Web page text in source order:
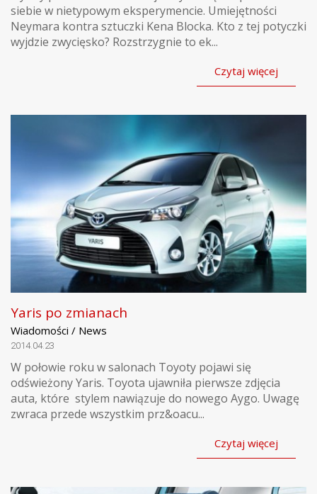
siebie w nietypowym eksperymencie. Umiejętności
Neymara kontra sztuczki Kena Blocka. Kto z tej potyczki
wyjdzie zwycięsko? Rozstrzygnie to ek...
Czytaj więcej
Yaris po zmianach
Wiadomości / News
2014.04.23
W połowie roku w salonach Toyoty pojawi się
odświeżony Yaris. Toyota ujawniła pierwsze zdjęcia
auta, które stylem nawiązuje do nowego Aygo. Uwagę
zwraca przede wszystkim prz&oacu...
Czytaj więcej